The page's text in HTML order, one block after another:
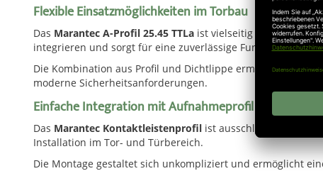
Flexible Einsatzmöglichkeiten im Torbau
Das Marantec A-Profil 25.45 TTLa ist vielseitig einsetzbar
integrieren und sorgt für eine zuverlässige Funktion der
Die Kombination aus Profil und Dichtlippe ermöglicht eine
moderne Sicherheitsanforderungen.
Einfache Integration mit Aufnahmeprofil
Das Marantec Kontaktleistenprofil ist ausschließlich in
Installation im Tor- und Türbereich.
Die Montage gestaltet sich unkompliziert und ermöglicht